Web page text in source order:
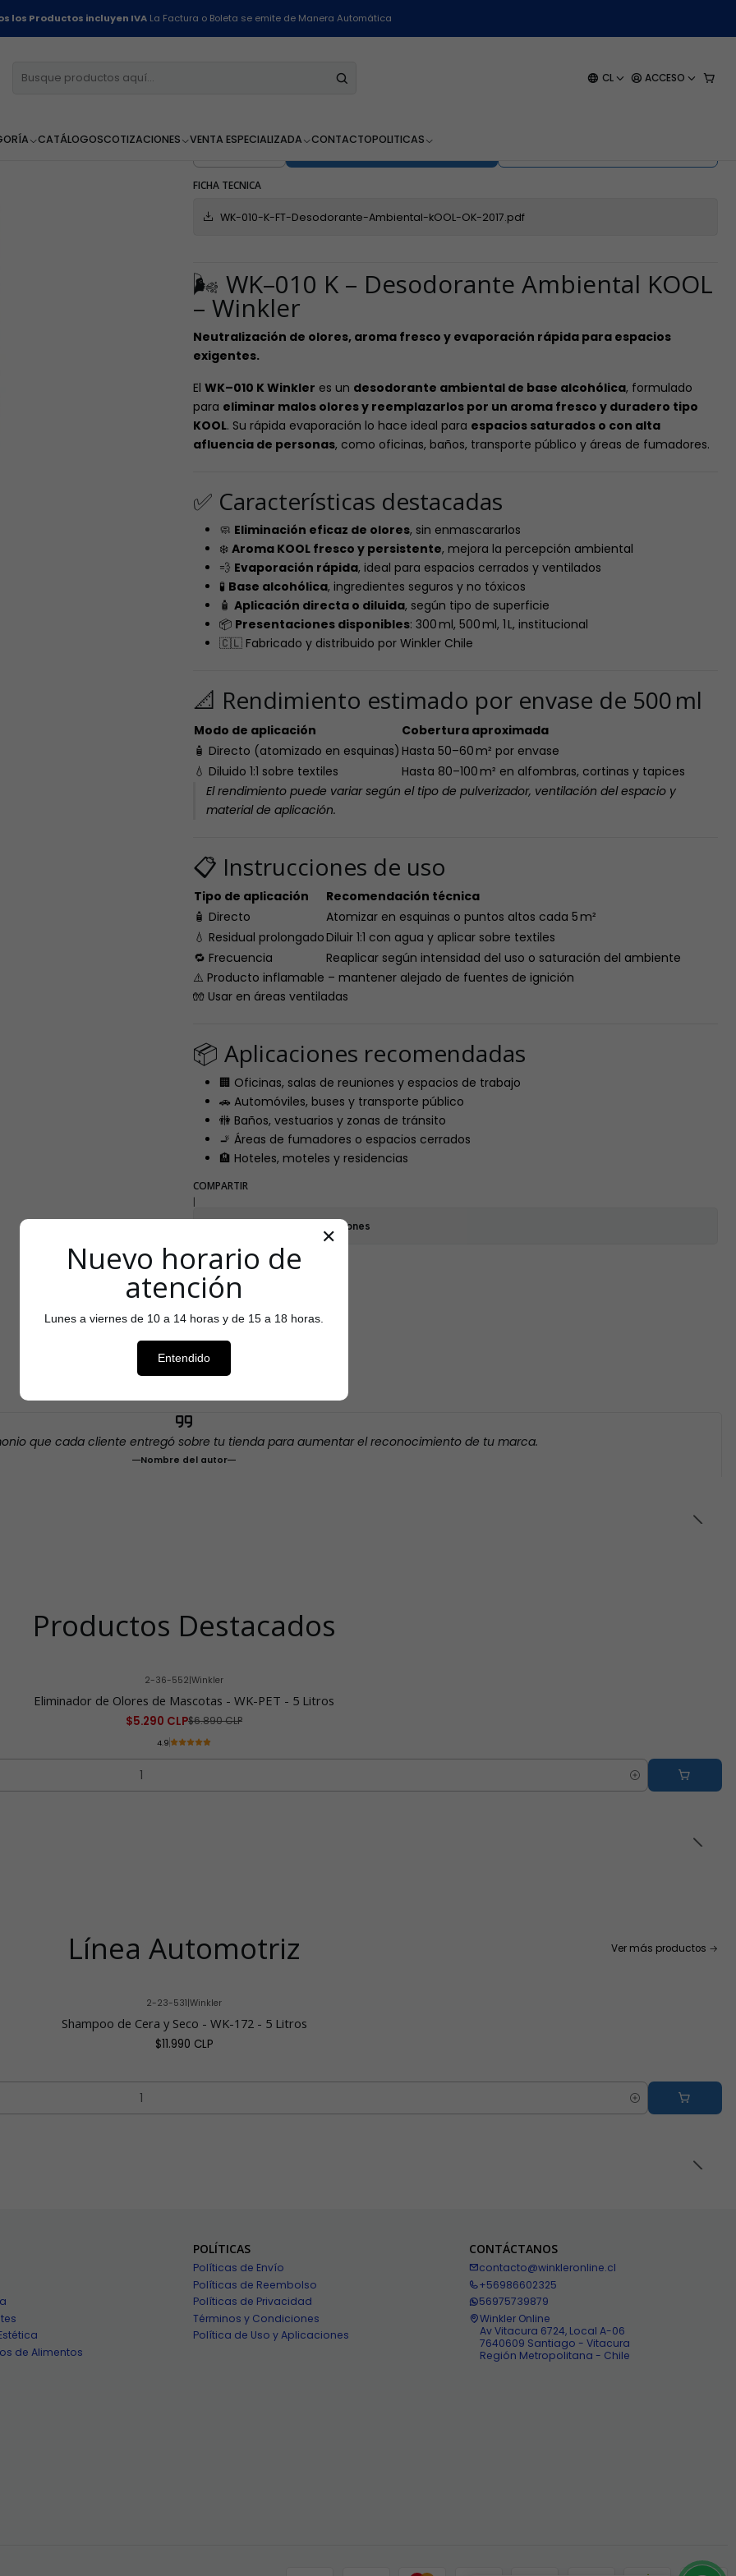
CL ACCESO
CATÁLOGOSCOTIZACIONES VENTA ESPECIALIZADA CONTACTOPOLITICAS
los Productos incluyen IVALa Factura o Boleta se emite de Manera Automática
Línea Restaurantes Desodorante Ambiental KOOL - WK-010 K - 5 Litros
Desodorante Ambiental KOOL - WK-
AGREGAR AL CARRO
FICHA TECNICA
WK-010-K-FT-Desodorante-Ambiental-kOOL-OK-2017.pdf
🌬️ WK–010 K – Desodorante Ambiental KOOL
– Winkler
Neutralización de olores, aroma fresco y evaporación rápida para espacios
exigentes.
El WK–010 K Winkler es un desodorante ambiental de base alcohólica, formulado
para eliminar malos olores y reemplazarlos por un aroma fresco y duradero tipo
KOOL. Su rápida evaporación lo hace ideal para espacios saturados o con alta
afluencia de personas, como oficinas, baños, transporte público y áreas de fumadores.
✅ Características destacadas
🧼 Eliminación eficaz de olores, sin enmascararlos
❄️ Aroma KOOL fresco y persistente, mejora la percepción ambiental
💨 Evaporación rápida, ideal para espacios cerrados y ventilados
🧪 Base alcohólica, ingredientes seguros y no tóxicos
🧴 Aplicación directa o diluida, según tipo de superficie
📦 Presentaciones disponibles: 300 ml, 500 ml, 1 L, institucional
🇨🇱 Fabricado y distribuido por Winkler Chile
📐 Rendimiento estimado por envase de 500 ml
Modo de aplicación
Cobertura aproximada
🧴 Directo (atomizado en esquinas) Hasta 50–60 m² por envase
💧 Diluido 1:1 sobre textiles
Hasta 80–100 m² en alfombras, cortinas y tapices
El rendimiento puede variar según el tipo de pulverizador, ventilación del espacio y
material de aplicación.
📋 Instrucciones de uso
Tipo de aplicación
Recomendación técnica
🧴 Directo
Atomizar en esquinas o puntos altos cada 5 m²
💧 Residual prolongadoDiluir 1:1 con agua y aplicar sobre textiles
🔁 Frecuencia
Reaplicar según intensidad del uso o saturación del ambiente
⚠️ Producto inflamable – mantener alejado de fuentes de ignición
🧤 Usar en áreas ventiladas
📦 Aplicaciones recomendadas
🏢 Oficinas, salas de reuniones y espacios de trabajo
🚗 Automóviles, buses y transporte público
🚻 Baños, vestuarios y zonas de tránsito
🚬 Áreas de fumadores o espacios cerrados
🏨 Hoteles, moteles y residencias
COMPARTIR
Mostrar stock de ubicaciones
Testimonios
que cada cliente entregó sobre tu tienda para aumentar el reconocimiento de tu marca.
Nombre del autor
Productos Destacados
2-36-552|Winkler
Eliminador de Olores de Mascotas - WK-PET - 5 Litros
$5.290 CLP$6.890 CLP
4.9
Línea Automotriz Ver más productos
2-23-531|Winkler
Shampoo de Cera y Seco - WK-172 - 5 Litros
$11.990 CLP
de Alimentos
POLÍTICAS
Políticas de Envío
Políticas de Reembolso
Políticas de Privacidad
Términos y Condiciones
Política de Uso y Aplicaciones
CONTÁCTANOS
contacto@winkleronline.cl
+56986602325
56975739879
Winkler Online
Av Vitacura 6724, Local A-06
7640609 Santiago - Vitacura
Región Metropolitana - Chile
✕
Nuevo horario de
atención
Lunes a viernes de 10 a 14 horas y de 15 a 18 horas.
Entendido